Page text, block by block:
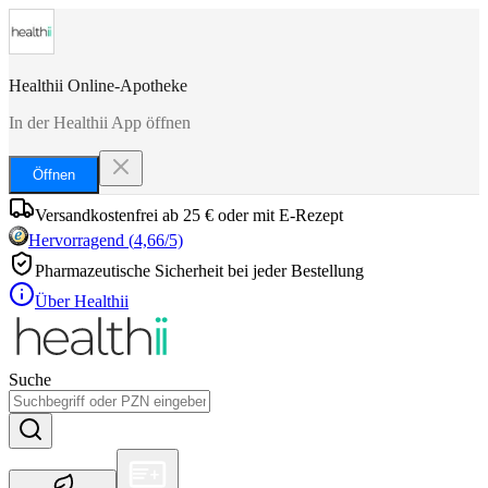
Healthii Online-Apotheke
In der Healthii App öffnen
Öffnen
Versandkostenfrei ab 25 € oder mit E-Rezept
Hervorragend (4,66/5)
Pharmazeutische Sicherheit bei jeder Bestellung
Über Healthii
Suche